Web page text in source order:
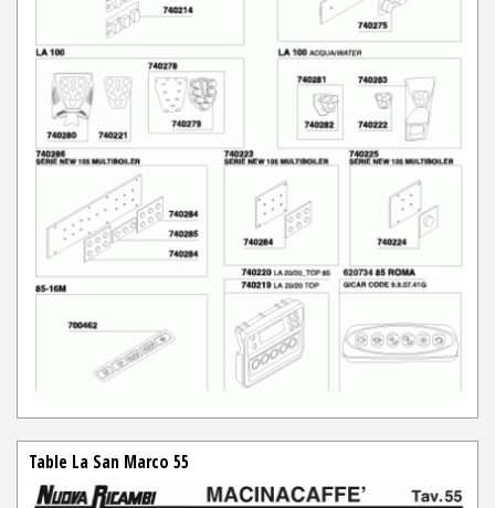
Table La San Marco 55